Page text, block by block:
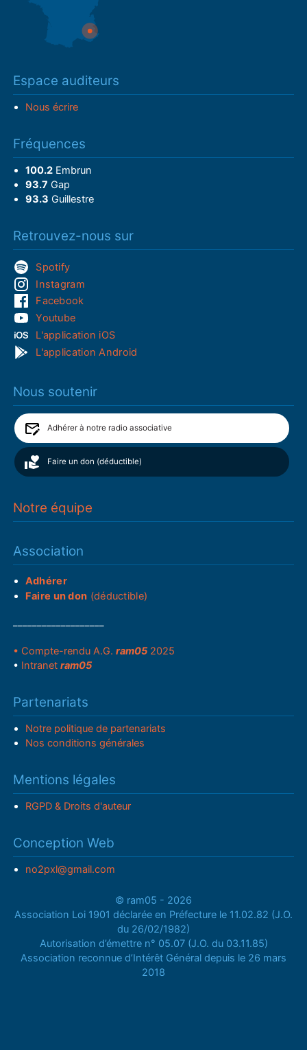
Espace auditeurs
Nous écrire
Fréquences
100.2Embrun
93.7 Gap
93.3 Guillestre
Retrouvez-nous sur
Spotify
Instagram
Facebook
Youtube
L'application iOS
L'application Android
Nous soutenir
Adhérer à notre radio associative
Faire un don (déductible)
Notre équipe
Association
Adhérer
Faire un don (déductible)
• Compte-rendu A.G.ram05 2025
• Intranetram05
Partenariats
Notre politique de partenariats
Nos conditions générales
Mentions légales
RGPD & Droits d'auteur
Conception Web
no2pxl@gmail.com
© ram05 - 2026
Association Loi 1901 déclarée en Préfecture le 11.02.82 (J.O.
du 26/02/1982)
Autorisation d’émettre n° 05.07 (J.O. du 03.11.85)
Association reconnue d’Intérêt Général depuis le 26 mars
2018